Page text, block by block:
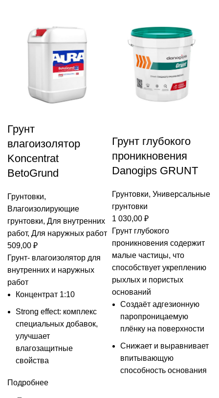
Грунт
влагоизолятор
Koncentrat
BetoGrund
Грунтовки,
Влагоизолирующие
грунтовки, Для внутренних
работ, Для наружных работ
509,00 ₽
Грунт- влагоизолятор для
внутренних и наружных
работ
Концентрат 1:10
Strong effect: комплекс
специальных добавок,
улучшает
влагозащитные
свойства
Подробнее
Грунт глубокого
проникновения
Danogips GRUNT
Грунтовки, Универсальные
грунтовки
1 030,00 ₽
Грунт глубокого
проникновения содержит
малые частицы, что
способствует укреплению
рыхлых и пористых
оснований
Создаёт адгезионную
паропроницаемую
плёнку на поверхности
Снижает и выравнивает
впитывающую
способность основания